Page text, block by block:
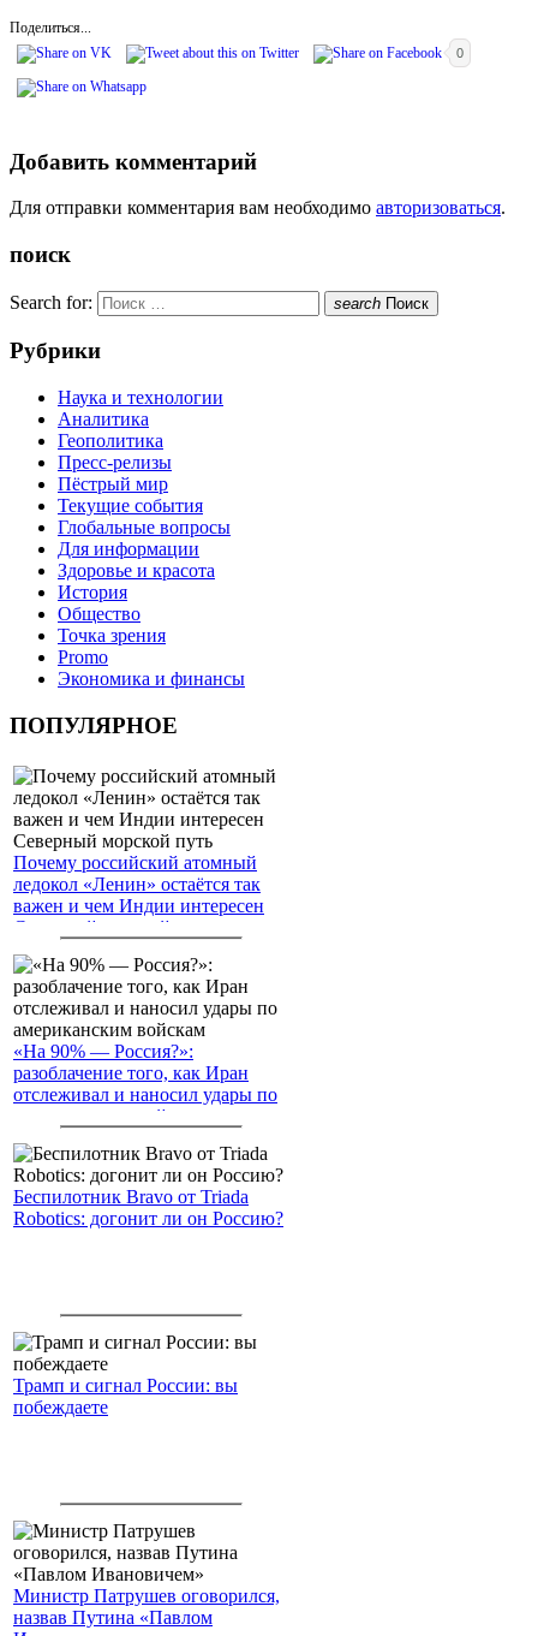
Поделиться...
0
Добавить комментарий
Для отправки комментария вам необходимо авторизоваться.
поиск
Search for: search Поиск
Рубрики
Наука и технологии
Аналитика
Геополитика
Пресс-релизы
Пёстрый мир
Текущие события
Глобальные вопросы
Для информации
Здоровье и красота
История
Общество
Точка зрения
Promo
Экономика и финансы
ПОПУЛЯРНОЕ
Почему российский атомный
ледокол «Ленин» остаётся так
важен и чем Индии интересен
Северный морской путь
«На 90% — Россия?»:
разоблачение того, как Иран
отслеживал и наносил удары по
американским войскам
Беспилотник Bravo от Triada
Robotics: догонит ли он Россию?
Трамп и сигнал России: вы
побеждаете
Министр Патрушев оговорился,
назвав Путина «Павлом